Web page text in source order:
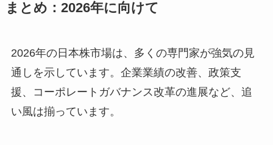
まとめ：2026年に向けて
2026年の日本株市場は、多くの専門家が強気の見
通しを示しています。企業業績の改善、政策支
援、コーポレートガバナンス改革の進展など、追
い風は揃っています。